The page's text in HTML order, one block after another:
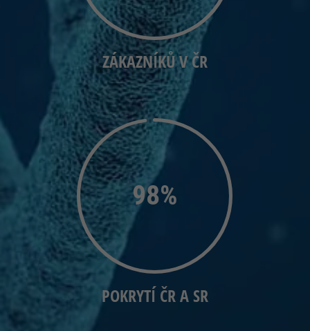
ZÁKAZNÍKŮ V ČR
98%
POKRYTÍ ČR A SR